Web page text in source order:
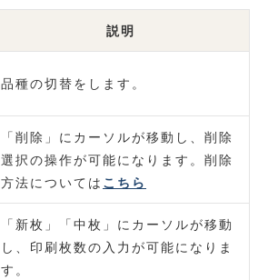
説明
品種の切替をします。
「削除」にカーソルが移動し、削除
選択の操作が可能になります。削除
方法については こちら
「新枚」「中枚」にカーソルが移動
し、印刷枚数の入力が可能になりま
す。